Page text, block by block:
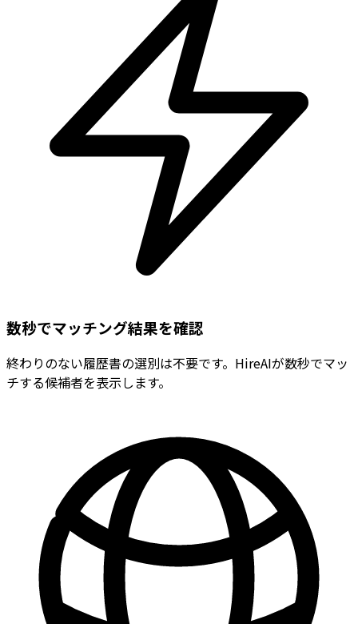
数秒でマッチング結果を確認
終わりのない履歴書の選別は不要です。HireAIが数秒でマッ
チする候補者を表示します。